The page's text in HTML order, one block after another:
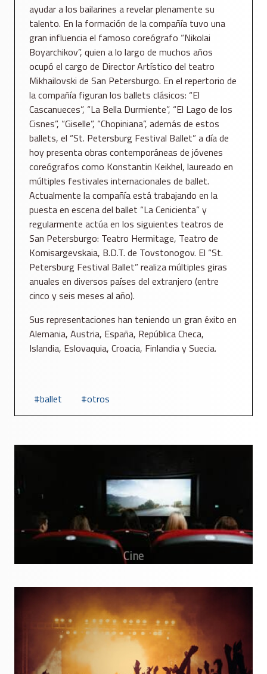
ayudar a los bailarines a revelar plenamente su
talento. En la formación de la compañía tuvo una
gran influencia el famoso coreógrafo “Nikolai
Boyarchikov”, quien a lo largo de muchos años
ocupó el cargo de Director Artístico del teatro
Mikhailovski de San Petersburgo. En el repertorio de
la compañía figuran los ballets clásicos: “El
Cascanueces”, “La Bella Durmiente”, “El Lago de los
Cisnes”, “Giselle”, “Chopiniana”, además de estos
ballets, el “St. Petersburg Festival Ballet” a día de
hoy presenta obras contemporáneas de jóvenes
coreógrafos como Konstantin Keikhel, laureado en
múltiples festivales internacionales de ballet.
Actualmente la compañía está trabajando en la
puesta en escena del ballet “La Cenicienta” y
regularmente actúa en los siguientes teatros de
San Petersburgo: Teatro Hermitage, Teatro de
Komisargevskaia, B.D.T. de Tovstonogov. El “St.
Petersburg Festival Ballet” realiza múltiples giras
anuales en diversos países del extranjero (entre
cinco y seis meses al año).
Sus representaciones han teniendo un gran éxito en
Alemania, Austria, España, República Checa,
Islandia, Eslovaquia, Croacia, Finlandia y Suecia.
ballet otros